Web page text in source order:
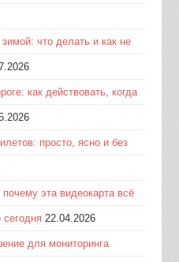
что делать и как не
как действовать, когда
просто, ясно и без
эта видеокарта всё
22.04.2026
для мониторинга